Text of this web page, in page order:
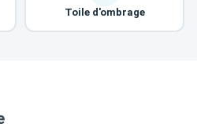
Toile d'ombrage